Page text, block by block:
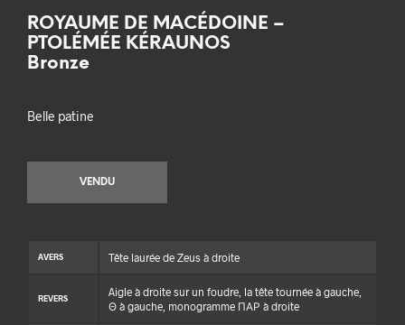
ROYAUME DE MACÉDOINE –
PTOLÉMÉE KÉRAUNOS
Bronze
Belle patine
VENDU
AVERS Tête laurée de Zeus à droite
REVERS
Aigle à droite sur un foudre, la tête tournée à gauche,
Θ à gauche, monogramme ΠΑΡ à droite